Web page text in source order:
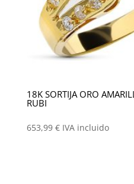
18K SORTIJA ORO
RUBI
653,99 € IVA incluido